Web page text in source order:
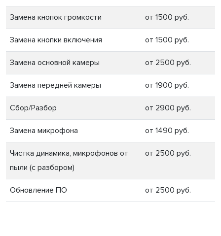
Замена кнопок громкости от 1500 руб.
Замена кнопки включения от 1500 руб.
Замена основной камеры от 2500 руб.
Замена передней камеры от 1900 руб.
Сбор/Разбор от 2900 руб.
Замена микрофона от 1490 руб.
Чистка динамика, микрофонов от
пыли (с разбором)
от 2500 руб.
Обновление ПО от 2500 руб.